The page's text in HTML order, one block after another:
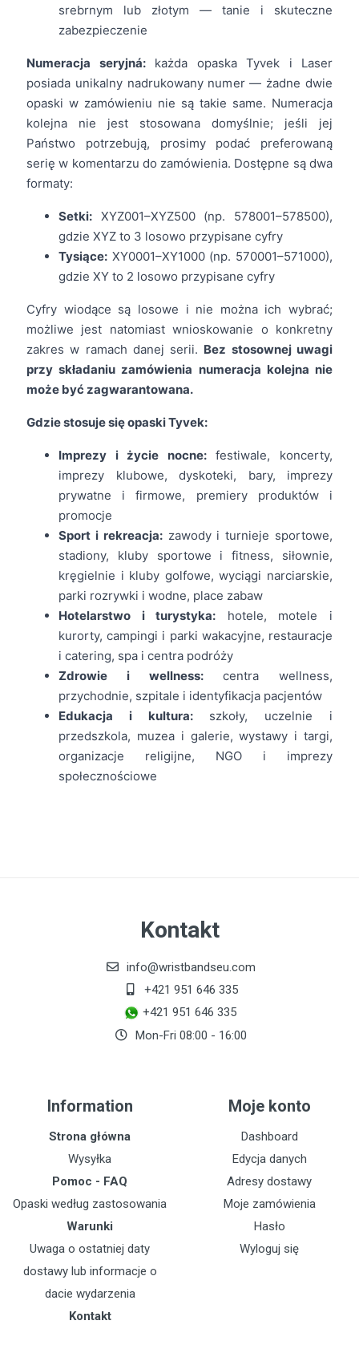
srebrnym lub złotym — tanie i skuteczne
zabezpieczenie
Numeracja seryjná:każda opaska Tyvek i Laser
posiada unikalny nadrukowany numer — żadne dwie
opaski w zamówieniu nie są takie same. Numeracja
kolejna nie jest stosowana domyślnie; jeśli jej
Państwo potrzebują, prosimy podać preferowaną
serię w komentarzu do zamówienia. Dostępne są dwa
formaty:
Setki: XYZ001–XYZ500 (np. 578001–578500),
gdzie XYZ to 3 losowo przypisane cyfry
Tysiące: XY0001–XY1000 (np. 570001–571000),
gdzie XY to 2 losowo przypisane cyfry
Cyfry wiodące są losowe i nie można ich wybrać;
możliwe jest natomiast wnioskowanie o konkretny
zakres w ramach danej serii. Bez stosownej uwagi
przy składaniu zamówienia numeracja kolejna nie
może być zagwarantowana.
Gdzie stosuje się opaski Tyvek:
Imprezy i życie nocne:festiwale, koncerty,
imprezy klubowe, dyskoteki, bary, imprezy
prywatne i firmowe, premiery produktów i
promocje
Sport i rekreacja:zawody i turnieje sportowe,
stadiony, kluby sportowe i fitness, siłownie,
kręgielnie i kluby golfowe, wyciągi narciarskie,
parki rozrywki i wodne, place zabaw
Hotelarstwo i turystyka: hotele, motele i
kurorty, campingi i parki wakacyjne, restauracje
i catering, spa i centra podróży
Zdrowie i wellness:centra wellness,
przychodnie, szpitale i identyfikacja pacjentów
Edukacja i kultura:szkoły, uczelnie i
przedszkola, muzea i galerie, wystawy i targi,
organizacje religijne, NGO i imprezy
społecznościowe
Kontakt
info@wristbandseu.com
+421 951 646 335
+421 951 646 335
Mon-Fri 08:00 - 16:00
Information
Strona główna
Wysyłka
Pomoc - FAQ
Opaski według zastosowania
Warunki
Uwaga o ostatniej daty
dostawy lub informacje o
dacie wydarzenia
Kontakt
Moje konto
Dashboard
Edycja danych
Adresy dostawy
Moje zamówienia
Hasło
Wyloguj się